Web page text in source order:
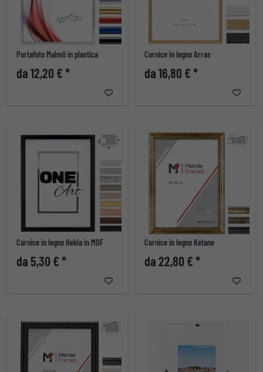
Portafoto Malmö in plastica
da 12,20 € *
Cornice in legno Arras
da 16,80 € *
Cornice in legno Hekla in MDF
da 5,30 € *
Cornice in legno Ketane
da 22,80 € *